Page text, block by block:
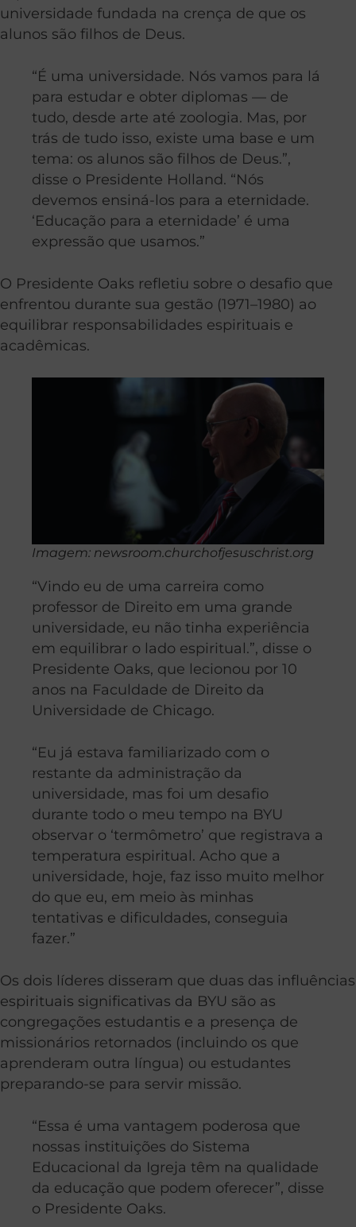
universidade fundada na crença de que os
alunos são filhos de Deus.
“É uma universidade. Nós vamos para lá
para estudar e obter diplomas — de
tudo, desde arte até zoologia. Mas, por
trás de tudo isso, existe uma base e um
tema: os alunos são filhos de Deus.”,
disse o Presidente Holland. “Nós
devemos ensiná-los para a eternidade.
‘Educação para a eternidade’ é uma
expressão que usamos.”
O Presidente Oaks refletiu sobre o desafio que
enfrentou durante sua gestão (1971–1980) ao
equilibrar responsabilidades espirituais e
acadêmicas.
Imagem: newsroom.churchofjesuschrist.org
“Vindo eu de uma carreira como
professor de Direito em uma grande
universidade, eu não tinha experiência
em equilibrar o lado espiritual.”, disse o
Presidente Oaks, que lecionou por 10
anos na Faculdade de Direito da
Universidade de Chicago.
“Eu já estava familiarizado com o
restante da administração da
universidade, mas foi um desafio
durante todo o meu tempo na BYU
observar o ‘termômetro’ que registrava a
temperatura espiritual. Acho que a
universidade, hoje, faz isso muito melhor
do que eu, em meio às minhas
tentativas e dificuldades, conseguia
fazer.”
Os dois líderes disseram que duas das influências
espirituais significativas da BYU são as
congregações estudantis e a presença de
missionários retornados (incluindo os que
aprenderam outra língua) ou estudantes
preparando-se para servir missão.
“Essa é uma vantagem poderosa que
nossas instituições do Sistema
Educacional da Igreja têm na qualidade
da educação que podem oferecer”, disse
o Presidente Oaks.